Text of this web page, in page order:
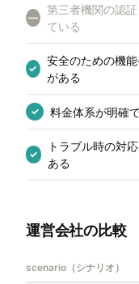
—
第三者機関の認証
ている
✓
安全のための機
がある
✓ 料金体系が明確
✓
トラブル時の対
ある
運営会社の比較
scenario（シナリオ）